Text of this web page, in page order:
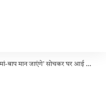
जाएंगे’ सोचकर घर आई अनीता – 7 महीने की गर्भवती, खेत में बोरे से निकली लाश!